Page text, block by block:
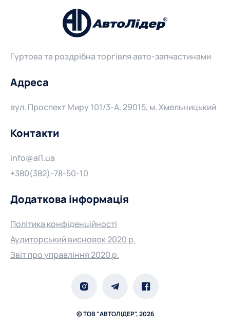
Гуртова та роздрібна торгівля авто-запчастинами
Адреса
вул. Проспект Миру 101/3-А, 29015, м. Хмельницький
Контакти
info@al1.ua
+380(382)-78-50-10
Додаткова інформація
Політика конфіденційності
Аудиторський висновок 2020 р.
Звіт про управління 2020 р.
© ТОВ "АВТОЛІДЕР", 2026